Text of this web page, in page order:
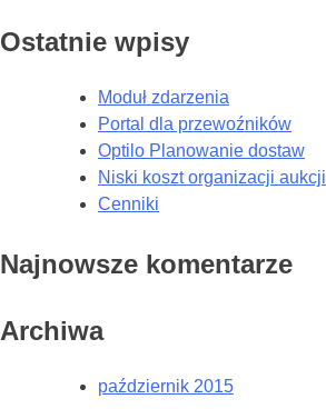
Ostatnie wpisy
Moduł zdarzenia
Portal dla przewoźników
Optilo Planowanie dostaw
Niski koszt organizacji aukcji
Cenniki
Najnowsze komentarze
Archiwa
październik 2015